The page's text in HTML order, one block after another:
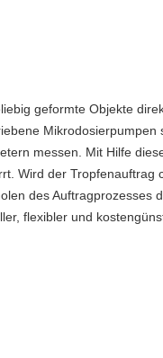
geformte Objekte
messen. Mit Hilfe
Wird der
des Auftragprozesses
flexibler und